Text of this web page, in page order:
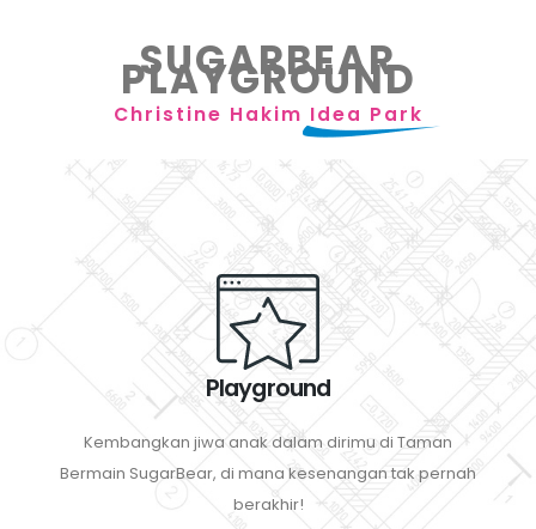
SUGARBEAR
PLAYGROUND
Christine Hakim Idea Park
Playground
Kembangkan jiwa anak dalam dirimu di Taman
Bermain SugarBear, di mana kesenangan tak pernah
berakhir!